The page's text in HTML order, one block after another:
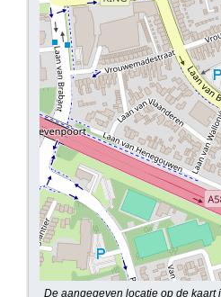
De aangegeven locatie op de kaart